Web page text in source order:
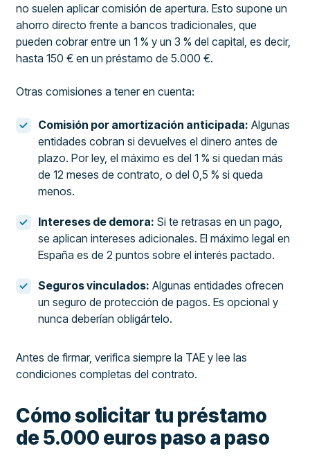
no suelen aplicar comisión de apertura. Esto supone un
ahorro directo frente a bancos tradicionales, que
pueden cobrar entre un 1 % y un 3 % del capital, es decir,
hasta 150 € en un préstamo de 5.000 €.
Otras comisiones a tener en cuenta:
Comisión por amortización anticipada: Algunas
entidades cobran si devuelves el dinero antes de
plazo. Por ley, el máximo es del 1 % si quedan más
de 12 meses de contrato, o del 0,5 % si queda
menos.
Intereses de demora: Si te retrasas en un pago,
se aplican intereses adicionales. El máximo legal en
España es de 2 puntos sobre el interés pactado.
Seguros vinculados: Algunas entidades ofrecen
un seguro de protección de pagos. Es opcional y
nunca deberían obligártelo.
Antes de firmar, verifica siempre la TAE y lee las
condiciones completas del contrato.
Cómo solicitar tu préstamo
de 5.000 euros paso a paso